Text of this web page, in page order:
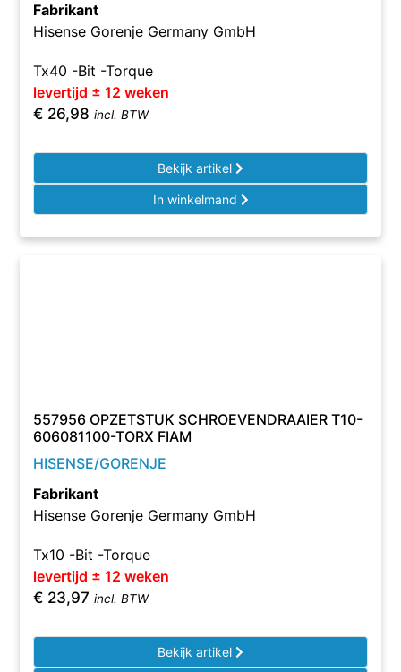
Fabrikant
Hisense Gorenje Germany GmbH
Tx40 -Bit -Torque
levertijd ± 12 weken
€ 26,98 incl. BTW
Bekijk artikel
In winkelmand
557956 OPZETSTUK SCHROEVENDRAAIER T10-
606081100-TORX FIAM
HISENSE/GORENJE
Fabrikant
Hisense Gorenje Germany GmbH
Tx10 -Bit -Torque
levertijd ± 12 weken
€ 23,97 incl. BTW
Bekijk artikel